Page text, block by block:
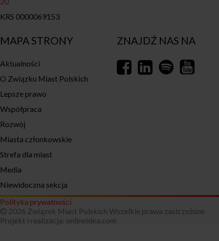
MAPA STRONY
Aktualności
O Związku Miast Polskich
Lepsze prawo
Współpraca
Rozwój
Miasta członkowskie
Strefa dla miast
Media
Niewidoczna sekcja
KRS 0000069153
ZNAJDŹ NAS NA
Polityka prywatności
2026 Związek Miast Polskich Wszelkie prawa zastrzeżone
Projekt i realizacja: onlineidea.com